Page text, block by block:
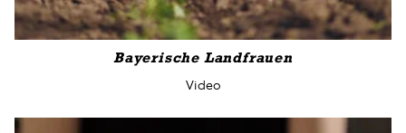
Bayerische Landfrauen
Video